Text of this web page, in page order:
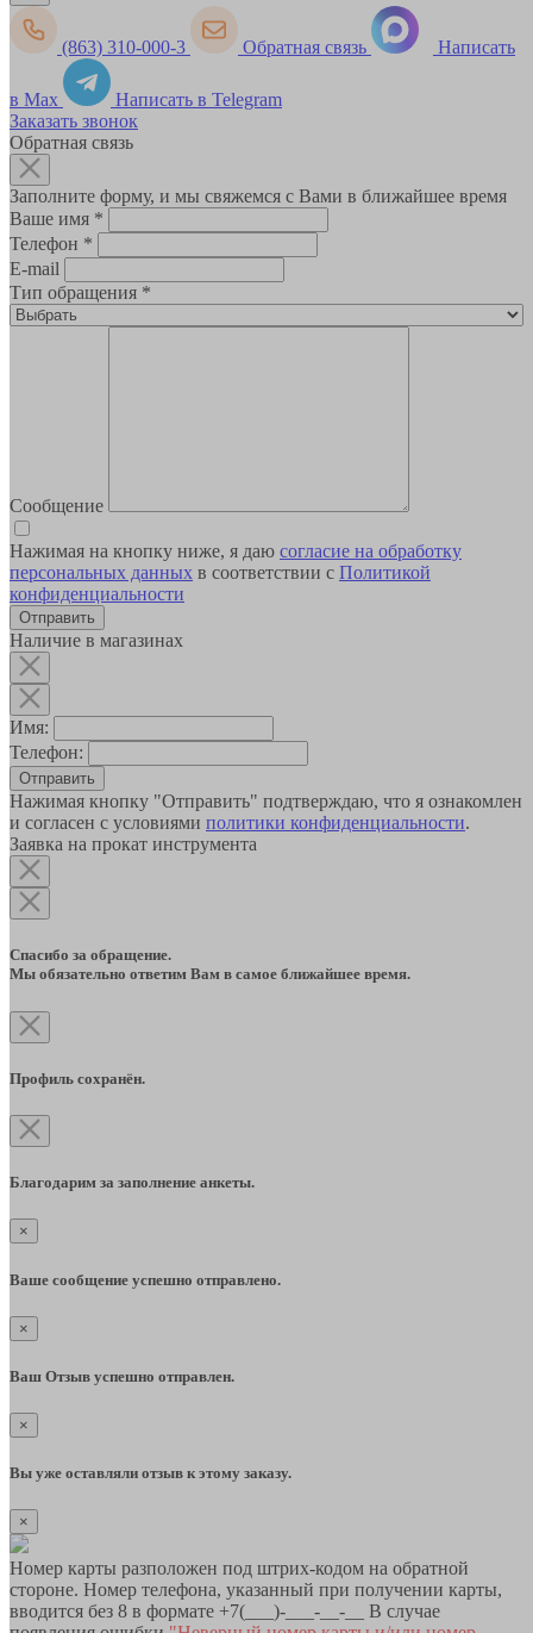
(863) 310-000-3 Обратная связь Написать
в Max
Написать в Telegram
Заказать звонок
Обратная связь
Заполните форму, и мы свяжемся с Вами в ближайшее время
Ваше имя *
Телефон *
E-mail
Тип обращения *
Сообщение
Нажимая на кнопку ниже, я даю согласие на обработку
персональных данных в соответствии с Политикой
конфиденциальности
Наличие в магазинах
Имя:
Телефон:
Отправить
Нажимая кнопку "Отправить" подтверждаю, что я ознакомлен
и согласен с условиями политики конфиденциальности.
Заявка на прокат инструмента
Спасибо за обращение.
Мы обязательно ответим Вам в самое ближайшее время.
Профиль сохранён.
Благодарим за заполнение анкеты.
×
Ваше сообщение успешно отправлено.
×
Ваш Отзыв успешно отправлен.
×
Вы уже оставляли отзыв к этому заказу.
×
Номер карты разположен под штрих-кодом на обратной
стороне. Номер телефона, указанный при получении карты,
вводится без 8 в формате +7(___)-___-__-__ В случае